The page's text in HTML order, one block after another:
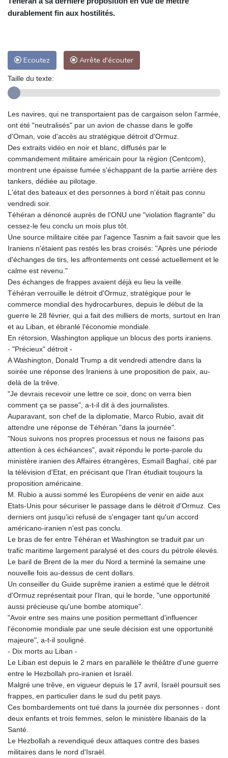
durablement fin aux hostilités.
Ecoutez Arrête d'écouter
Taille du texte:
Les navires, qui ne transportaient pas de cargaison selon l'armée,
ont été "neutralisés" par un avion de chasse dans le golfe
d'Oman, voie d'accès au stratégique détroit d'Ormuz.
Des extraits vidéo en noir et blanc, diffusés par le
commandement militaire américain pour la région (Centcom),
montrent une épaisse fumée s'échappant de la partie arrière des
tankers, dédiée au pilotage.
L'état des bateaux et des personnes à bord n'était pas connu
vendredi soir.
Téhéran a dénoncé auprès de l'ONU une "violation flagrante" du
cessez-le feu conclu un mois plus tôt.
Une source militaire citée par l'agence Tasnim a fait savoir que les
Iraniens n'étaient pas restés les bras croisés: "Après une période
d'échanges de tirs, les affrontements ont cessé actuellement et le
calme est revenu."
Des échanges de frappes avaient déjà eu lieu la veille.
Téhéran verrouille le détroit d'Ormuz, stratégique pour le
commerce mondial des hydrocarbures, depuis le début de la
guerre le 28 février, qui a fait des milliers de morts, surtout en Iran
et au Liban, et ébranlé l'économie mondiale.
En rétorsion, Washington applique un blocus des ports iraniens.
- "Précieux" détroit -
A Washington, Donald Trump a dit vendredi attendre dans la
soirée une réponse des Iraniens à une proposition de paix, au-
delà de la trêve.
"Je devrais recevoir une lettre ce soir, donc on verra bien
comment ça se passe", a-t-il dit à des journalistes.
Auparavant, son chef de la diplomatie, Marco Rubio, avait dit
attendre une réponse de Téhéran "dans la journée".
"Nous suivons nos propres processus et nous ne faisons pas
attention à ces échéances", avait répondu le porte-parole du
ministère iranien des Affaires étrangères, Esmaïl Baghaï, cité par
la télévision d'Etat, en précisant que l'Iran étudiait toujours la
proposition américaine.
M. Rubio a aussi sommé les Européens de venir en aide aux
Etats-Unis pour sécuriser le passage dans le détroit d'Ormuz. Ces
derniers ont jusqu'ici refusé de s'engager tant qu'un accord
américano-iranien n'est pas conclu.
Le bras de fer entre Téhéran et Washington se traduit par un
trafic maritime largement paralysé et des cours du pétrole élevés.
Le baril de Brent de la mer du Nord a terminé la semaine une
nouvelle fois au-dessus de cent dollars.
Un conseiller du Guide suprême iranien a estimé que le détroit
d'Ormuz représentait pour l'Iran, qui le borde, "une opportunité
aussi précieuse qu'une bombe atomique".
"Avoir entre ses mains une position permettant d'influencer
l'économie mondiale par une seule décision est une opportunité
majeure", a-t-il souligné.
- Dix morts au Liban -
Le Liban est depuis le 2 mars en parallèle le théâtre d'une guerre
entre le Hezbollah pro-iranien et Israël.
Malgré une trêve, en vigueur depuis le 17 avril, Israël poursuit ses
frappes, en particulier dans le sud du petit pays.
Ces bombardements ont tué dans la journée dix personnes - dont
deux enfants et trois femmes, selon le ministère libanais de la
Santé.
Le Hezbollah a revendiqué deux attaques contre des bases
militaires dans le nord d'Israël.